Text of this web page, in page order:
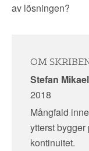
av lösningen?
OM
Stefan
2018
Mångfald
ytterst
kontinuitet.